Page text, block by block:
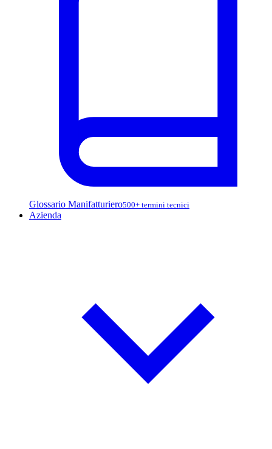
Glossario Manifatturiero500+ termini tecnici
Azienda